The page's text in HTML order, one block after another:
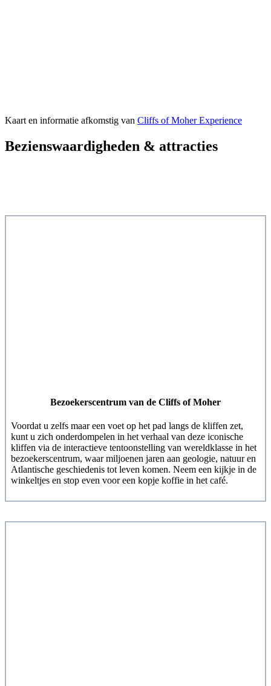
Kaart en informatie afkomstig van Cliffs of Moher Experience
Bezienswaardigheden & attracties
Bezoekerscentrum van de Cliffs of Moher
Voordat u zelfs maar een voet op het pad langs de kliffen zet,
kunt u zich onderdompelen in het verhaal van deze iconische
kliffen via de interactieve tentoonstelling van wereldklasse in het
bezoekerscentrum, waar miljoenen jaren aan geologie, natuur en
Atlantische geschiedenis tot leven komen. Neem een kijkje in de
winkeltjes en stop even voor een kopje koffie in het café.